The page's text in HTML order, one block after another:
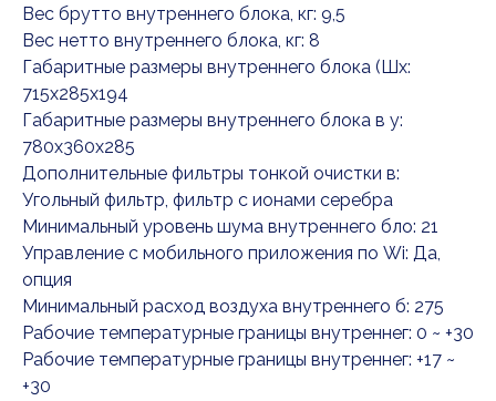
Вес брутто внутреннего блока, кг: 9,5
Вес нетто внутреннего блока, кг: 8
Габаритные размеры внутреннего блока (Шx:
715x285x194
Габаритные размеры внутреннего блока в у:
780x360x285
Дополнительные фильтры тонкой очистки в:
Угольный фильтр, фильтр с ионами серебра
Минимальный уровень шума внутреннего бло: 21
Управление c мобильного приложения по Wi: Да,
опция
Минимальный расход воздуха внутреннего б: 275
Рабочие температурные границы внутреннег: 0 ~ +30
Рабочие температурные границы внутреннег: +17 ~
+30